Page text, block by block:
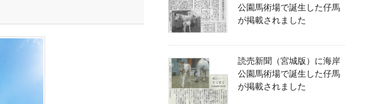
公園馬術場で誕生した仔馬
が掲載されました
読売新聞（宮城版）に海岸
公園馬術場で誕生した仔馬
が掲載されました